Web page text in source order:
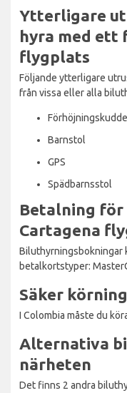
Ytterligare
hyra med ett
flygplats
Följande ytterligare
från vissa eller alla
Förhöjningskudde
Barnstol
GPS
Spädbarnsstol
Betalning för
Cartagena
Biluthyrningsbokningar
betalkortstyper:
Säker
I Colombia måste du
Alternativa
närheten
Det finns 2 andra